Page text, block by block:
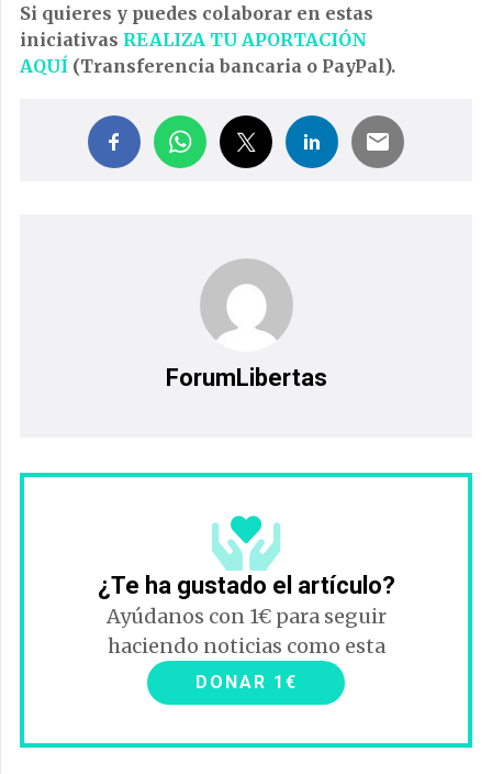
Si quieres y puedes colaborar en estas
iniciativas REALIZA TU APORTACIÓN
AQUÍ (Transferencia bancaria o PayPal).
ForumLibertas
¿Te ha gustado el artículo?
Ayúdanos con 1€ para seguir
haciendo noticias como esta
DONAR 1€